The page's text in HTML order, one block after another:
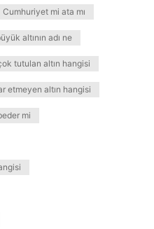
Cumhuriyet mi ata mı
altının adı ne
tutulan altın hangisi
etmeyen altın hangisi
mi